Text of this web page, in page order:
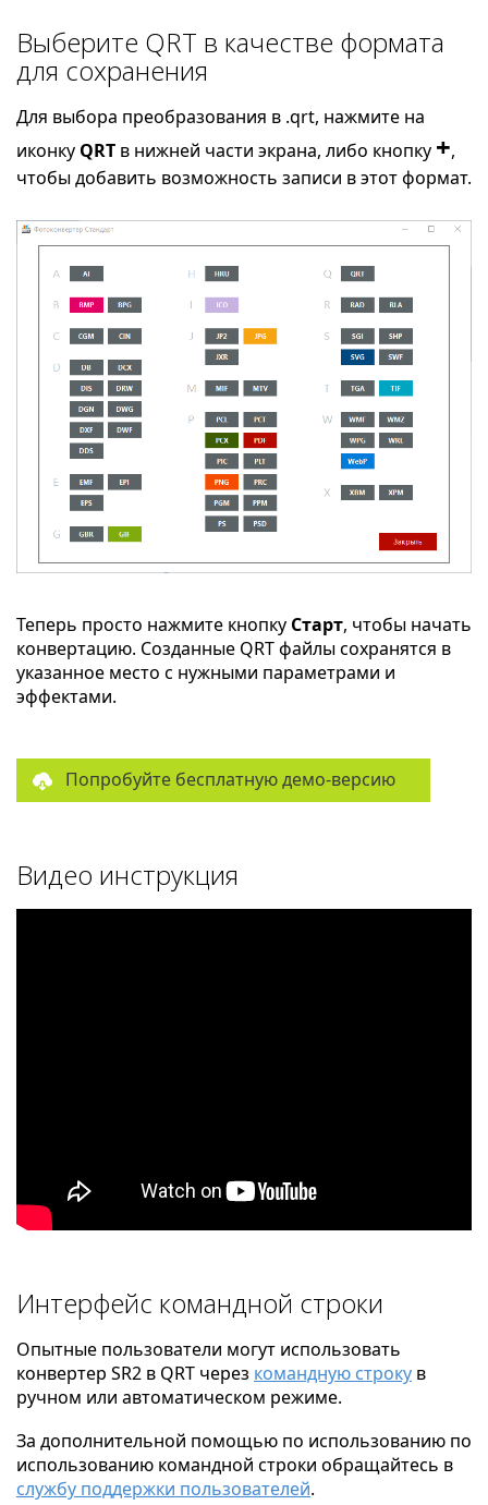
Выберите QRT в качестве формата
для сохранения
Для выбора преобразования в .qrt, нажмите на
иконку QRT в нижней части экрана, либо кнопку +,
чтобы добавить возможность записи в этот формат.
Теперь просто нажмите кнопку Старт, чтобы начать
конвертацию. Созданные QRT файлы сохранятся в
указанное место с нужными параметрами и
эффектами.
Попробуйте бесплатную демо-версию
Видео инструкция
Интерфейс командной строки
Опытные пользователи могут использовать
конвертер SR2 в QRT через командную строку в
ручном или автоматическом режиме.
За дополнительной помощью по использованию по
использованию командной строки обращайтесь в
службу поддержки пользователей.